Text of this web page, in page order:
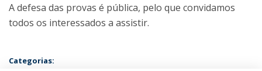
A defesa das provas é pública, pelo que convidamos
todos os interessados a assistir.
Categorias: